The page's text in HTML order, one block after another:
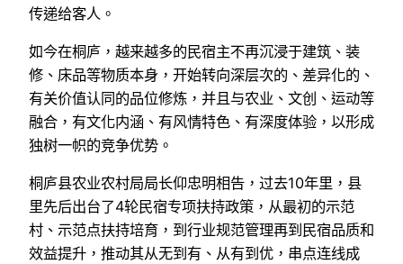
传递给客人。
如今在桐庐，越来越多的民宿主不再沉浸于建筑、装
修、床品等物质本身，开始转向深层次的、差异化的、
有关价值认同的品位修炼，并且与农业、文创、运动等
融合，有文化内涵、有风情特色、有深度体验，以形成
独树一帜的竞争优势。
桐庐县农业农村局局长仰忠明相告，过去10年里，县
里先后出台了4轮民宿专项扶持政策，从最初的示范
村、示范点扶持培育，到行业规范管理再到民宿品质和
效益提升，推动其从无到有、从有到优，串点连线成